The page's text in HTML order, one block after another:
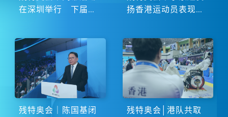
在深圳举行 下届由
扬香港运动员表现卓
残特奥会｜陈国基闭
残特奥会│港队共取